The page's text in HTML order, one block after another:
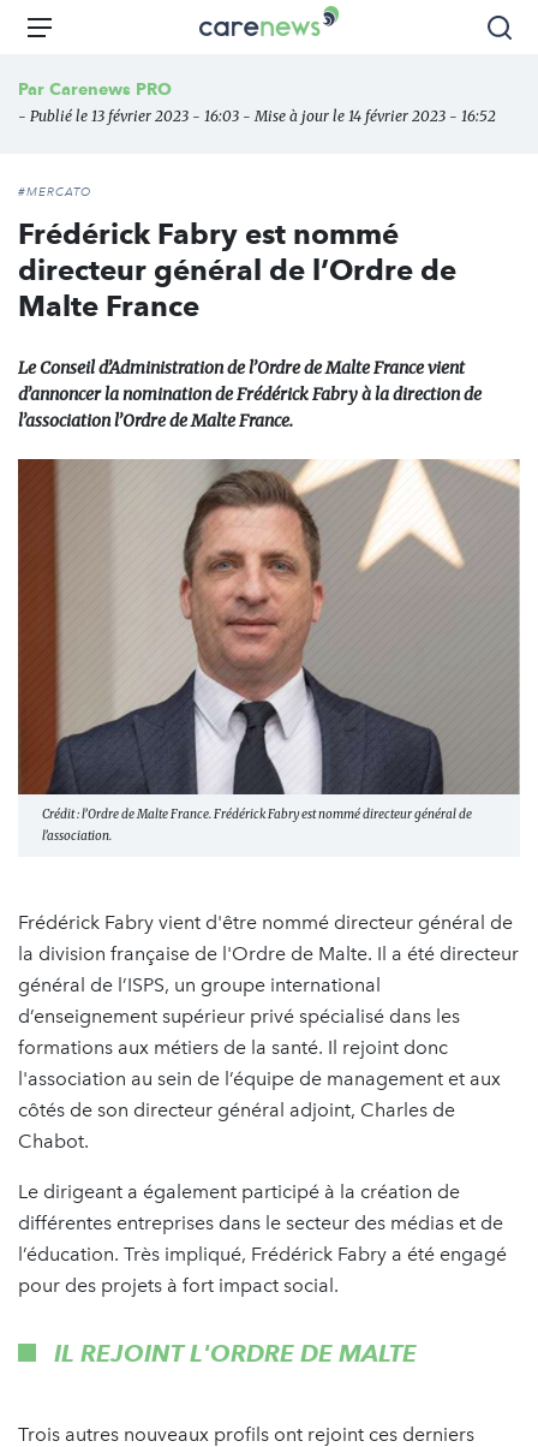
Aller
principal
Carenews,
des
Menu
Par Carenews PRO
- Publié le 13 février 2023 - 16:03 - Mise à jour le 14 février 2023 - 16:52
#MERCATO
Frédérick Fabry est nommé
directeur général de l’Ordre de
Malte France
Le Conseil d’Administration de l’Ordre de Malte France vient
d’annoncer la nomination de Frédérick Fabry à la direction de
l’association l’Ordre de Malte France.
Crédit : l’Ordre de Malte France. Frédérick Fabry est nommé directeur général de
l’association.
Frédérick Fabry vient d'être nommé directeur général de
la division française de l'Ordre de Malte. Il a été directeur
général de l’ISPS, un groupe international
d’enseignement supérieur privé spécialisé dans les
formations aux métiers de la santé. Il rejoint donc
l'association au sein de l’équipe de management et aux
côtés de son directeur général adjoint, Charles de
Chabot.
Le dirigeant a également participé à la création de
différentes entreprises dans le secteur des médias et de
l’éducation. Très impliqué, Frédérick Fabry a été engagé
pour des projets à fort impact social.
IL REJOINT L'ORDRE DE MALTE
Trois autres nouveaux profils ont rejoint ces derniers